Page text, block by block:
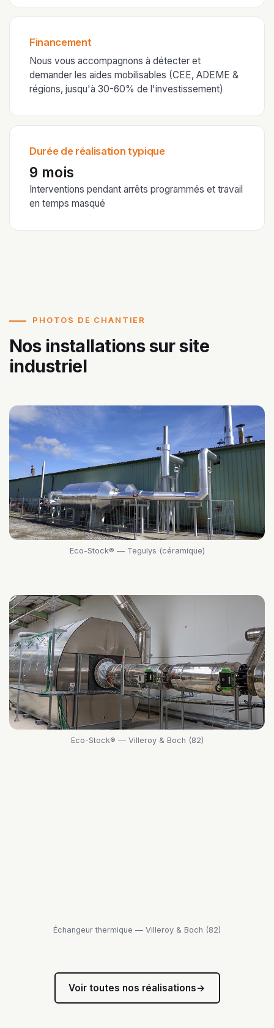
Financement
Nous vous accompagnons à détecter et
demander les aides mobilisables (CEE, ADEME &
régions, jusqu'à 30-60% de l'investissement)
Durée de réalisation typique
9 mois
Interventions pendant arrêts programmés et travail
en temps masqué
PHOTOS DE CHANTIER
Nos installations sur site
industriel
Eco-Stock® — Tegulys (céramique)
Eco-Stock® — Villeroy & Boch (82)
Échangeur thermique — Villeroy & Boch (82)
Voir toutes nos réalisations→